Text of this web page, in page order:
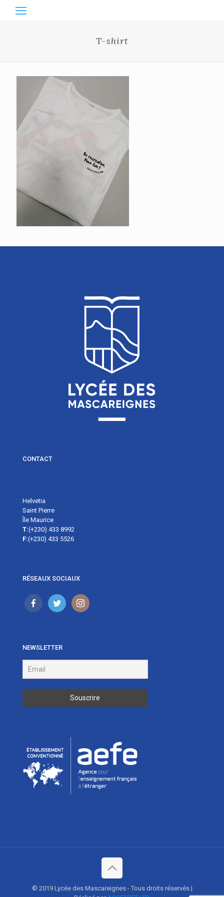
T-shirt
CONTACT
Helvetia
Saint Pierre
Île Maurice
T:(+230) 433 8992
F:(+230) 433 5526
RÉSEAUX SOCIAUX
NEWSLETTER
© 2019 Lycée des Mascareignes - Tous droits réservés |